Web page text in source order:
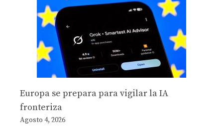
Europa se prepara para vigilar la IA
fronteriza
Agosto 4, 2026